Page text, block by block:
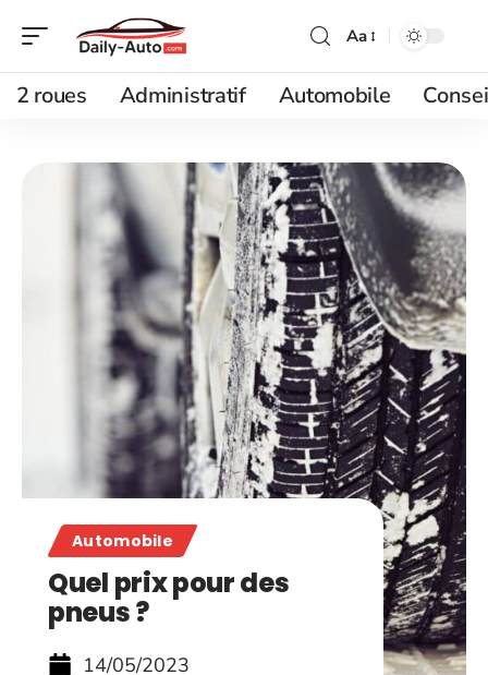
Aa
2 roues Administratif Automobile
Automobile
Quel prix pour des
pneus ?
14/05/2023